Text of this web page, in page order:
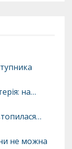
на…
не можна